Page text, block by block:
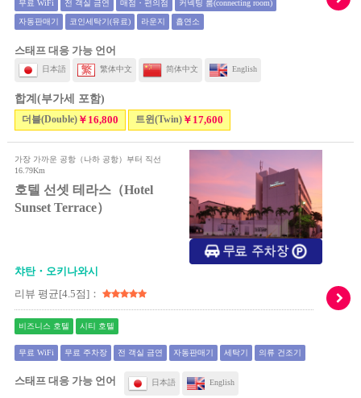
무료 WiFi 전 객실 금연 매점・편의점 커넥팅 룸(connecting room)
자동판매기 코인세탁기(유료) 라운지 흡연소
스태프 대응 가능 언어
日本語 繁体中文 简体中文 English
합계(부가세 포함)
더블(Double)￥16,800 트윈(Twin)￥17,600
가장 가까운 공항（나하 공항）부터 직선
16.79Km
호텔 선셋 테라스（Hotel
Sunset Terrace）
챠탄・오키나와시
리뷰 평균[4.5점]：
비즈니스 호텔 시티 호텔
무료 WiFi 무료 주차장 전 객실 금연 자동판매기 세탁기 의류 건조기
스태프 대응 가능 언어 日本語 English